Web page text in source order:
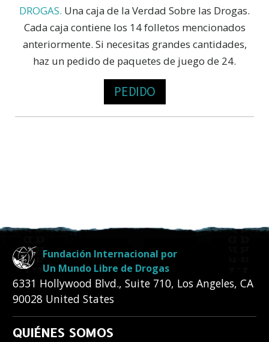
DROGAS. Una caja de la Verdad Sobre las Drogas.
Cada caja contiene los 14 folletos mencionados
anteriormente. Si necesitas grandes cantidades,
haz un pedido de paquetes de juego de 24.
PEDIDO
Fundación Internacional por
Un Mundo Libre de Drogas
6331 Hollywood Blvd., Suite 710, Los Angeles, CA
90028 United States
QUIÉNES SOMOS